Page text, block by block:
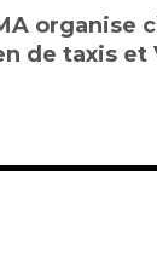
organise
de taxis et